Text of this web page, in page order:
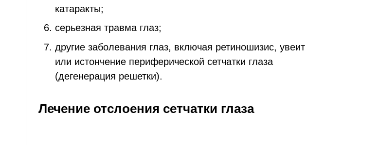
катаракты;
серьезная травма глаз;
другие заболевания глаз, включая ретиношизис, увеит
или истончение периферической сетчатки глаза
(дегенерация решетки).
Лечение отслоения сетчатки глаза